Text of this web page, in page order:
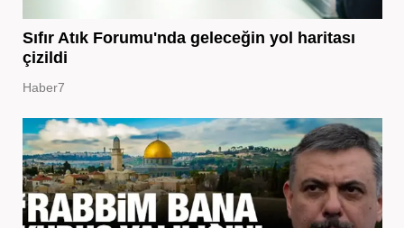
Sıfır Atık Forumu'nda geleceğin yol haritası
çizildi
Haber7